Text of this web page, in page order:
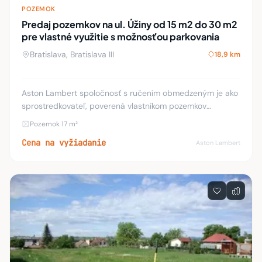
POZEMOK
Predaj pozemkov na ul. Úžiny od 15 m2 do 30 m2
pre vlastné využitie s možnosťou parkovania
Bratislava, Bratislava III 18,9 km
Aston Lambert spoločnosť s ručením obmedzeným je ako
sprostredkovateľ, poverená vlastníkom pozemkov
nachádzajúcich sa v blízkosti bytových domov na ul. Úžiny
Pozemok 17 m²
Cena na vyžiadanie Aston Lambert